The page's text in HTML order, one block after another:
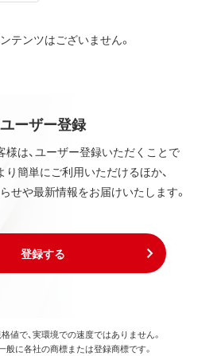
テンツはございません。
ユーザー登録
は、ユーザー登録いただくことで
簡単にご利用いただけるほか、
せや最新情報をお届けいたします。
登録する
で、実環境での速度ではありません。
に各社の商標または登録商標です。